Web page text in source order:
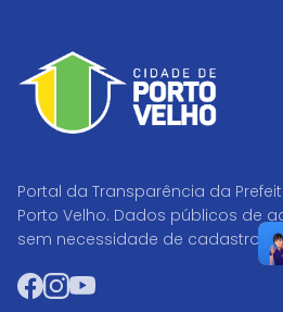
Portal da Transparência da
Porto Velho. Dados públicos de
sem necessidade de cadastro.
Facebook
Instagram
YouTube